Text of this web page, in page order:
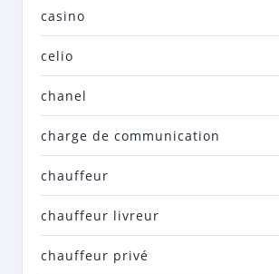
casino
celio
chanel
charge de communication
chauffeur
chauffeur livreur
chauffeur privé